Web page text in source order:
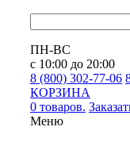
ПН-ВС
с 10:00 до 20:00
8 (800) 302-77-06
КОРЗИНА
0 товаров.
Меню